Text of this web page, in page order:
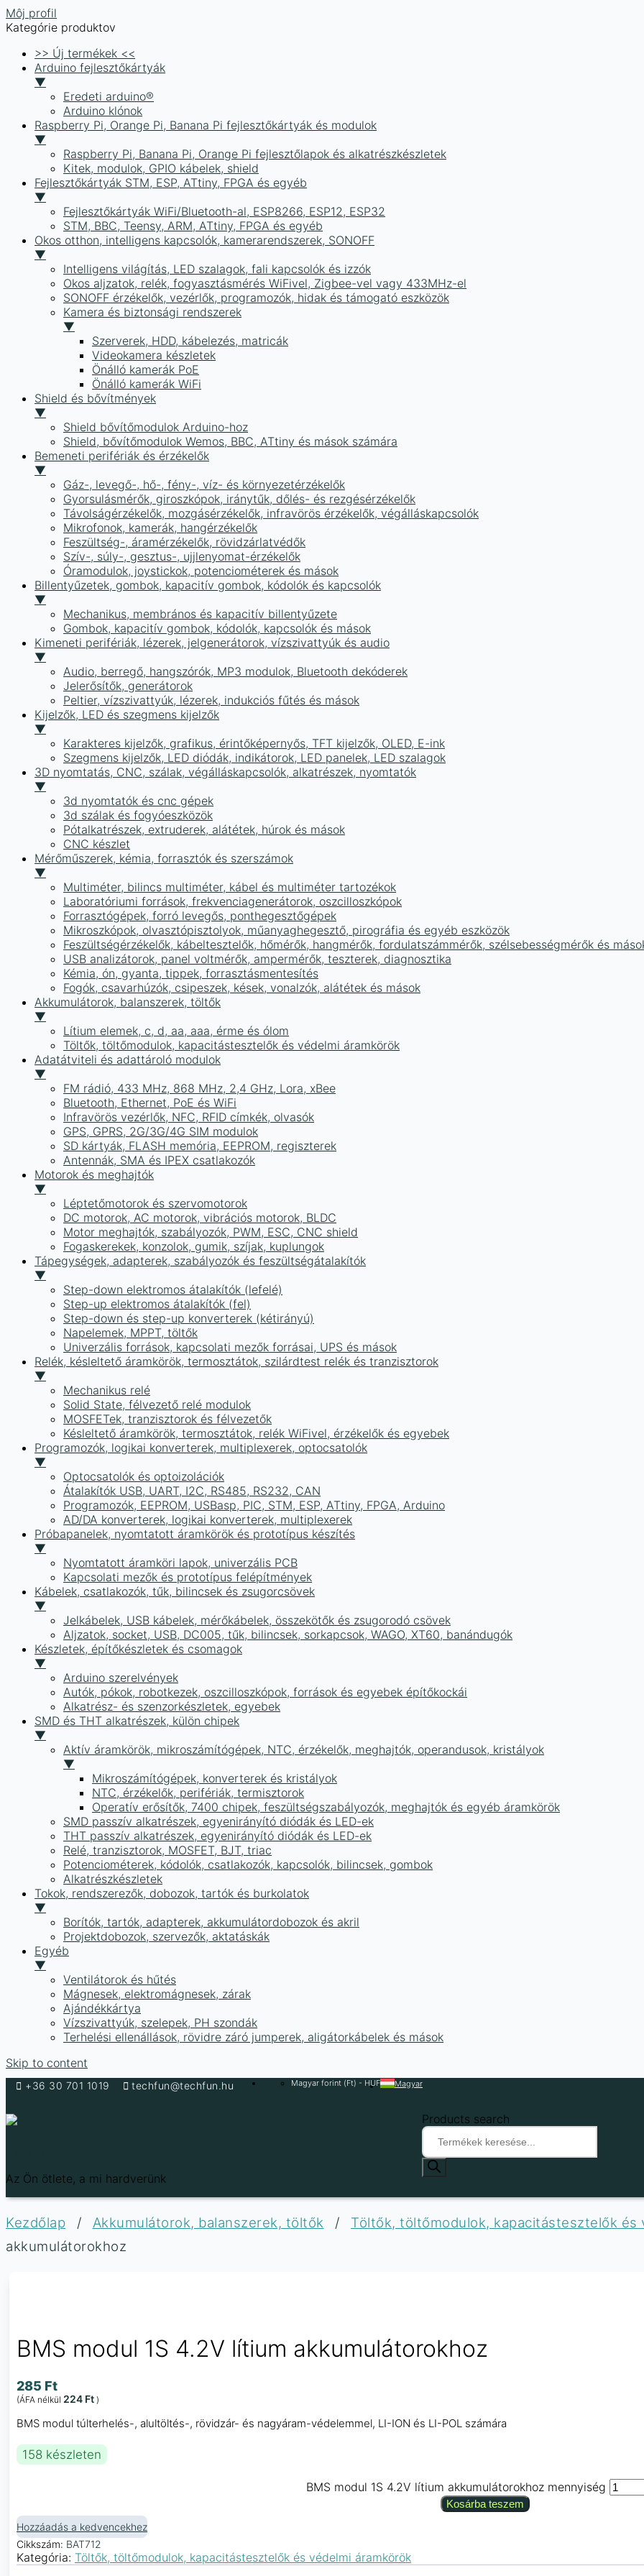
Môj profil
Kategórie produktov
>> Új termékek <<
Arduino fejlesztőkártyák
▼
Eredeti arduino®
Arduino klónok
Raspberry Pi, Orange Pi, Banana Pi fejlesztőkártyák és modulok
▼
Raspberry Pi, Banana Pi, Orange Pi fejlesztőlapok és alkatrészkészletek
Kitek, modulok, GPIO kábelek, shield
Fejlesztőkártyák STM, ESP, ATtiny, FPGA és egyéb
▼
Fejlesztőkártyák WiFi/Bluetooth-al, ESP8266, ESP12, ESP32
STM, BBC, Teensy, ARM, ATtiny, FPGA és egyéb
Okos otthon, intelligens kapcsolók, kamerarendszerek, SONOFF
▼
Intelligens világítás, LED szalagok, fali kapcsolók és izzók
Okos aljzatok, relék, fogyasztásmérés WiFivel, Zigbee-vel vagy 433MHz-el
SONOFF érzékelők, vezérlők, programozók, hidak és támogató eszközök
Kamera és biztonsági rendszerek
▼
Szerverek, HDD, kábelezés, matricák
Videokamera készletek
Önálló kamerák PoE
Önálló kamerák WiFi
Shield és bővítmények
▼
Shield bővítőmodulok Arduino-hoz
Shield, bővítőmodulok Wemos, BBC, ATtiny és mások számára
Bemeneti perifériák és érzékelők
▼
Gáz-, levegő-, hő-, fény-, víz- és környezetérzékelők
Gyorsulásmérők, giroszkópok, iránytűk, dőlés- és rezgésérzékelők
Távolságérzékelők, mozgásérzékelők, infravörös érzékelők, végálláskapcsolók
Mikrofonok, kamerák, hangérzékelők
Feszültség-, áramérzékelők, rövidzárlatvédők
Szív-, súly-, gesztus-, ujjlenyomat-érzékelők
Óramodulok, joystickok, potenciométerek és mások
Billentyűzetek, gombok, kapacitív gombok, kódolók és kapcsolók
▼
Mechanikus, membrános és kapacitív billentyűzete
Gombok, kapacitív gombok, kódolók, kapcsolók és mások
Kimeneti perifériák, lézerek, jelgenerátorok, vízszivattyúk és audio
▼
Audio, berregő, hangszórók, MP3 modulok, Bluetooth dekóderek
Jelerősítők, generátorok
Peltier, vízszivattyúk, lézerek, indukciós fűtés és mások
Kijelzők, LED és szegmens kijelzők
▼
Karakteres kijelzők, grafikus, érintőképernyős, TFT kijelzők, OLED, E-ink
Szegmens kijelzők, LED diódák, indikátorok, LED panelek, LED szalagok
3D nyomtatás, CNC, szálak, végálláskapcsolók, alkatrészek, nyomtatók
▼
3d nyomtatók és cnc gépek
3d szálak és fogyóeszközök
Pótalkatrészek, extruderek, alátétek, húrok és mások
CNC készlet
Mérőműszerek, kémia, forrasztók és szerszámok
▼
Multiméter, bilincs multiméter, kábel és multiméter tartozékok
Laboratóriumi források, frekvenciagenerátorok, oszcilloszkópok
Forrasztógépek, forró levegős, ponthegesztőgépek
Mikroszkópok, olvasztópisztolyok, műanyaghegesztő, pirográfia és egyéb eszközök
Feszültségérzékelők, kábeltesztelők, hőmérők, hangmérők, fordulatszámmérők, szélsebességmérők és
USB analizátorok, panel voltmérők, ampermérők, teszterek, diagnosztika
Kémia, ón, gyanta, tippek, forrasztásmentesítés
Fogók, csavarhúzók, csipeszek, kések, vonalzók, alátétek és mások
Akkumulátorok, balanszerek, töltők
▼
Lítium elemek, c, d, aa, aaa, érme és ólom
Töltők, töltőmodulok, kapacitástesztelők és védelmi áramkörök
Adatátviteli és adattároló modulok
▼
FM rádió, 433 MHz, 868 MHz, 2,4 GHz, Lora, xBee
Bluetooth, Ethernet, PoE és WiFi
Infravörös vezérlők, NFC, RFID címkék, olvasók
GPS, GPRS, 2G/3G/4G SIM modulok
SD kártyák, FLASH memória, EEPROM, regiszterek
Antennák, SMA és IPEX csatlakozók
Motorok és meghajtók
▼
Léptetőmotorok és szervomotorok
DC motorok, AC motorok, vibrációs motorok, BLDC
Motor meghajtók, szabályozók, PWM, ESC, CNC shield
Fogaskerekek, konzolok, gumik, szíjak, kuplungok
Tápegységek, adapterek, szabályozók és feszültségátalakítók
▼
Step-down elektromos átalakítók (lefelé)
Step-up elektromos átalakítók (fel)
Step-down és step-up konverterek (kétirányú)
Napelemek, MPPT, töltők
Univerzális források, kapcsolati mezők forrásai, UPS és mások
Relék, késleltető áramkörök, termosztátok, szilárdtest relék és tranzisztorok
▼
Mechanikus relé
Solid State, félvezető relé modulok
MOSFETek, tranzisztorok és félvezetők
Késleltető áramkörök, termosztátok, relék WiFivel, érzékelők és egyebek
Programozók, logikai konverterek, multiplexerek, optocsatolók
▼
Optocsatolók és optoizolációk
Átalakítók USB, UART, I2C, RS485, RS232, CAN
Programozók, EEPROM, USBasp, PIC, STM, ESP, ATtiny, FPGA, Arduino
AD/DA konverterek, logikai konverterek, multiplexerek
Próbapanelek, nyomtatott áramkörök és prototípus készítés
▼
Nyomtatott áramköri lapok, univerzális PCB
Kapcsolati mezők és prototípus felépítmények
Kábelek, csatlakozók, tűk, bilincsek és zsugorcsövek
▼
Jelkábelek, USB kábelek, mérőkábelek, összekötők és zsugorodó csövek
Aljzatok, socket, USB, DC005, tűk, bilincsek, sorkapcsok, WAGO, XT60, banándugók
Készletek, építőkészletek és csomagok
▼
Arduino szerelvények
Autók, pókok, robotkezek, oszcilloszkópok, források és egyebek építőkockái
Alkatrész- és szenzorkészletek, egyebek
SMD és THT alkatrészek, külön chipek
▼
Aktív áramkörök, mikroszámítógépek, NTC, érzékelők, meghajtók, operandusok, kristályok
▼
Mikroszámítógépek, konverterek és kristályok
NTC, érzékelők, perifériák, termisztorok
Operatív erősítők, 7400 chipek, feszültségszabályozók, meghajtók és egyéb áramkörök
SMD passzív alkatrészek, egyenirányító diódák és LED-ek
THT passzív alkatrészek, egyenirányító diódák és LED-ek
Relé, tranzisztorok, MOSFET, BJT, triac
Potenciométerek, kódolók, csatlakozók, kapcsolók, bilincsek, gombok
Alkatrészkészletek
Tokok, rendszerezők, dobozok, tartók és burkolatok
▼
Borítók, tartók, adapterek, akkumulátordobozok és akril
Projektdobozok, szervezők, aktatáskák
Egyéb
▼
Ventilátorok és hűtés
Mágnesek, elektromágnesek, zárak
Ajándékkártya
Vízszivattyúk, szelepek, PH szondák
Terhelési ellenállások, rövidre záró jumperek, aligátorkábelek és mások
Skip to content
+36 30 701 1019 techfun@techfun.hu Magyar forint (Ft) - HUF Magyar
Az Ön ötlete, a mi hardverünk
Products search
Kezdőlap / Akkumulátorok, balanszerek, töltők /
Töltők, töltőmodulok, kapacitástesztelők és
akkumulátorokhoz
BMS modul 1S 4.2V lítium akkumulátorokhoz
285 Ft
(ÁFA nélkül 224 Ft )
BMS modul túlterhelés-, alultöltés-, rövidzár- és nagyáram-védelemmel, LI-ION és LI-POL számára
158 készleten
BMS modul 1S 4.2V lítium akkumulátorokhoz mennyiség
Kosárba teszem
Hozzáadás a kedvencekhez
Cikkszám: BAT712
Kategória: Töltők, töltőmodulok, kapacitástesztelők és védelmi áramkörök